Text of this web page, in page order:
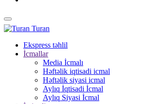
Turan
Ekspress təhlil
İcmallar
Media İcmalı
Həftəlik iqtisadi icmal
Həftəlik siyasi icmal
Aylıq İqtisadi İcmal
Aylıq Siyasi İcmal